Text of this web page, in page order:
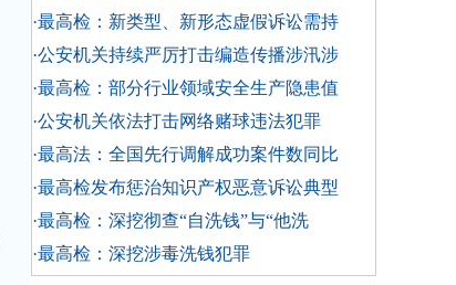
·最高检：新类型、新形态虚假诉讼需持
·公安机关持续严厉打击编造传播涉汛涉
·最高检：部分行业领域安全生产隐患值
·公安机关依法打击网络赌球违法犯罪
·最高法：全国先行调解成功案件数同比
·最高检发布惩治知识产权恶意诉讼典型
·最高检：深挖彻查“自洗钱”与“他洗
·最高检：深挖涉毒洗钱犯罪